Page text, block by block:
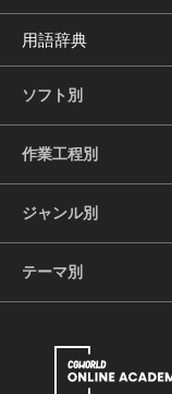
用語辞典
ソフト別
作業工程別
ジャンル別
テーマ別